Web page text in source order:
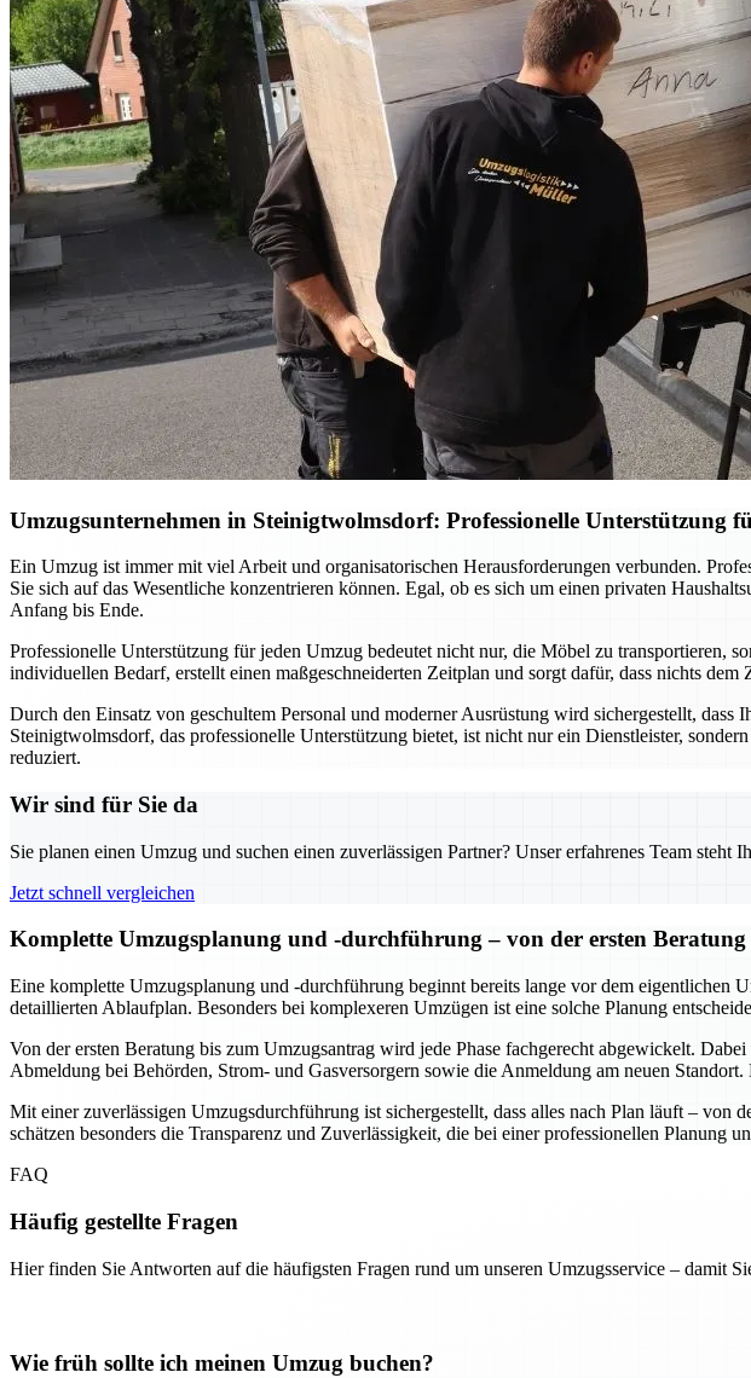
Umzugsunternehmen in Steinigtwolmsdorf: Professionelle Unterstützung
Ein Umzug ist immer mit viel Arbeit und organisatorischen Herausforderungen verbunden.
Sie sich auf das Wesentliche konzentrieren können. Egal, ob es sich um einen privaten
Anfang bis Ende.
Professionelle Unterstützung für jeden Umzug bedeutet nicht nur, die Möbel zu transportieren,
individuellen Bedarf, erstellt einen maßgeschneiderten Zeitplan und sorgt dafür, dass nichts
Durch den Einsatz von geschultem Personal und moderner Ausrüstung wird sichergestellt,
Steinigtwolmsdorf, das professionelle Unterstützung bietet, ist nicht nur ein Dienstleister,
reduziert.
Wir sind für Sie da
Sie planen einen Umzug und suchen einen zuverlässigen Partner? Unser erfahrenes Team
Jetzt schnell vergleichen
Komplette Umzugsplanung und -durchführung – von der ersten
Eine komplette Umzugsplanung und -durchführung beginnt bereits lange vor dem eigentlichen
detaillierten Ablaufplan. Besonders bei komplexeren Umzügen ist eine solche Planung
Von der ersten Beratung bis zum Umzugsantrag wird jede Phase fachgerecht abgewickelt.
Abmeldung bei Behörden, Strom- und Gasversorgern sowie die Anmeldung am neuen
Mit einer zuverlässigen Umzugsdurchführung ist sichergestellt, dass alles nach Plan läuft – von
schätzen besonders die Transparenz und Zuverlässigkeit, die bei einer professionellen
FAQ
Häufig gestellte Fragen
Hier finden Sie Antworten auf die häufigsten Fragen rund um unseren Umzugsservice – damit
Wie früh sollte ich meinen Umzug buchen?